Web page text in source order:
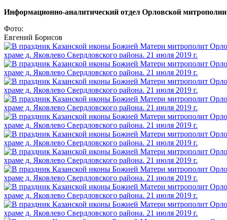
Информационно-аналитический отдел Орловской митрополии
Фото:
Евгений Борисов